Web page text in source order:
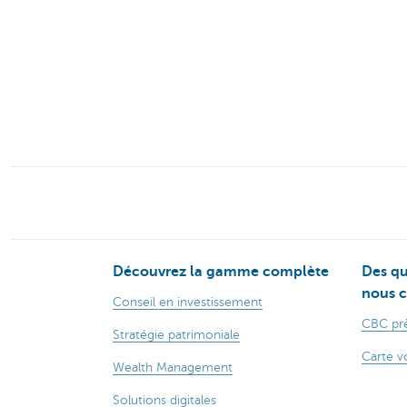
Découvrez la gamme complète
Conseil en investissement
Stratégie patrimoniale
Wealth Management
Solutions digitales
Des
nous
CBC
Carte